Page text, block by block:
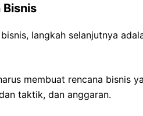
Bisnis
langkah selanjutnya
membuat rencana bisnis
taktik, dan anggaran.